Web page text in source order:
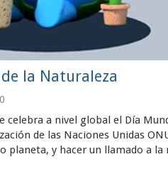
la Naturaleza
0
celebra a nivel global el Día
de las Naciones Unidas
planeta, y hacer un llamado a la